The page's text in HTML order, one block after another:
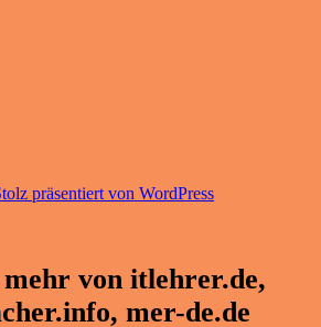
präsentiert von WordPress
von itlehrer.de,
mer-de.de